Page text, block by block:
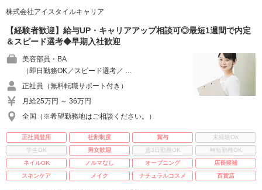
株式会社アイスタイルキャリア
【経験者歓迎】給与UP・キャリアアップ相談可◎最短1週間で内定
＆スピード選考◆早期入社歓迎
美容部員・BA
（即日勤務OK／スピード選考／ …
正社員（無料転職サポート付き）
月給25万円 ～ 36万円
全国（※希望勤務地はご相談ください。）
正社員登用 社割制度 賞与
未経験OK
学生OK
男女歓迎 週3日勤務OK
時短勤務OK
ネイルOK
ノルマなし オープニング
店長候補
スキンケア
メイク ナチュラルコスメ 百貨店